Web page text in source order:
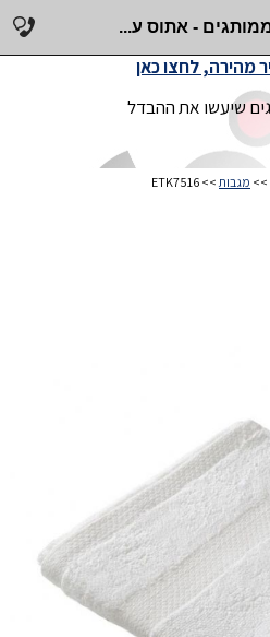
- אתוס ע...
שיעשו את ההבדל
מהירה, לחצו כאן
>> מגבות >> ETK7516